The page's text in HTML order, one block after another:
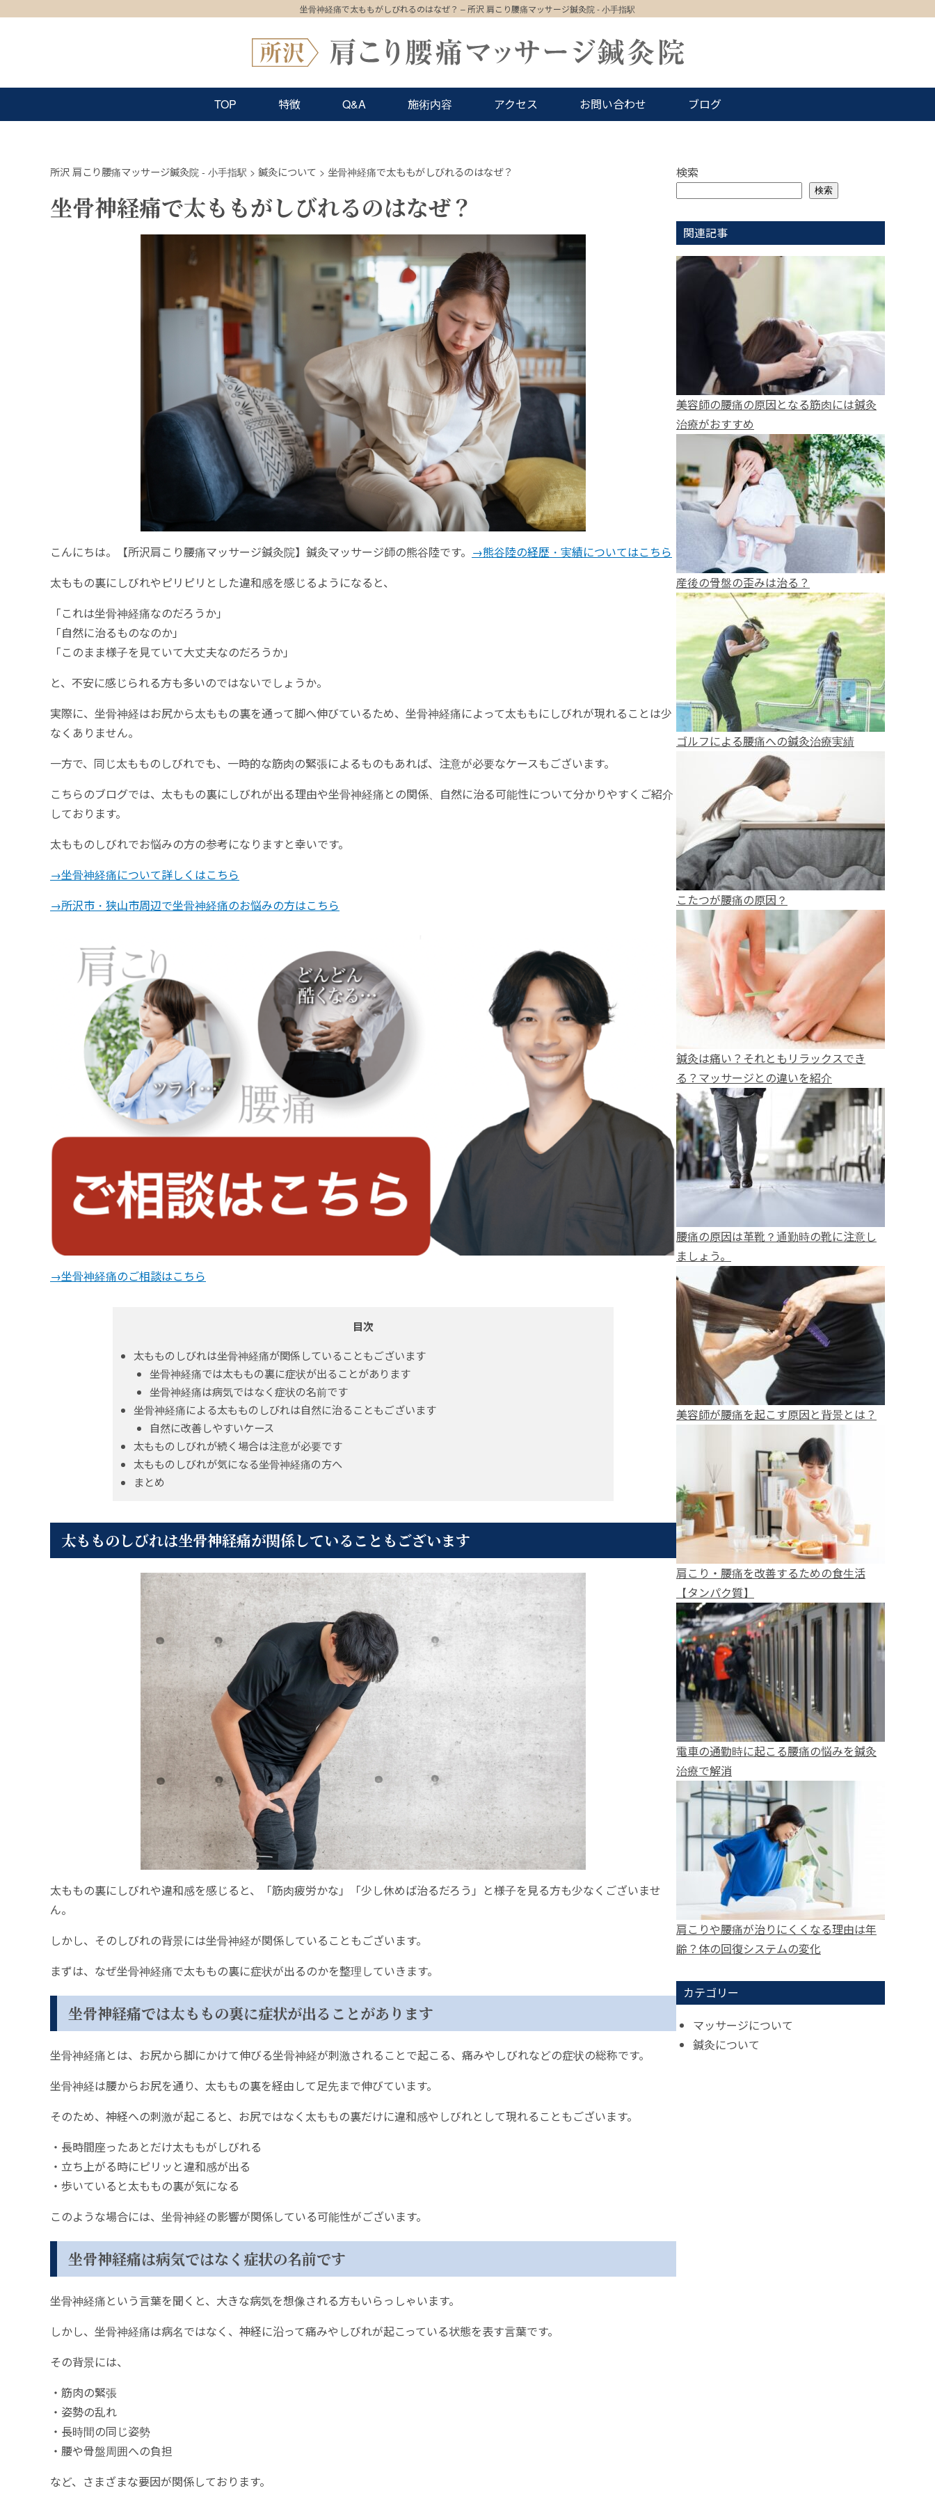
坐骨神経痛で太ももがしびれるのはなぜ？ – 所沢 肩こり腰痛マッサージ鍼灸院 - 小手指駅
TOP 特徴 Q&A 施術内容 アクセス お問い合わせ ブログ
所沢 肩こり腰痛マッサージ鍼灸院 - 小手指駅 > 鍼灸について > 坐骨神経痛で太ももがしびれるのはなぜ？
坐骨神経痛で太ももがしびれるのはなぜ？
こんにちは。【所沢肩こり腰痛マッサージ鍼灸院】鍼灸マッサージ師の熊谷陸です。 →熊谷陸の経歴・実績についてはこちら
太ももの裏にしびれやピリピリとした違和感を感じるようになると、
「これは坐骨神経痛なのだろうか」
「自然に治るものなのか」
「このまま様子を見ていて大丈夫なのだろうか」
と、不安に感じられる方も多いのではないでしょうか。
実際に、坐骨神経はお尻から太ももの裏を通って脚へ伸びているため、坐骨神経痛によって太ももにしびれが現れることは少
なくありません。
一方で、同じ太もものしびれでも、一時的な筋肉の緊張によるものもあれば、注意が必要なケースもございます。
こちらのブログでは、太ももの裏にしびれが出る理由や坐骨神経痛との関係、自然に治る可能性について分かりやすくご紹介
しております。
太もものしびれでお悩みの方の参考になりますと幸いです。
→坐骨神経痛について詳しくはこちら
→所沢市・狭山市周辺で坐骨神経痛のお悩みの方はこちら
→坐骨神経痛のご相談はこちら
目次
太もものしびれは坐骨神経痛が関係していることもございます
坐骨神経痛では太ももの裏に症状が出ることがあります
坐骨神経痛は病気ではなく症状の名前です
坐骨神経痛による太もものしびれは自然に治ることもございます
自然に改善しやすいケース
太もものしびれが続く場合は注意が必要です
太もものしびれが気になる坐骨神経痛の方へ
まとめ
太もものしびれは坐骨神経痛が関係していることもございます
太ももの裏にしびれや違和感を感じると、「筋肉疲労かな」「少し休めば治るだろう」と様子を見る方も少なくございませ
ん。
しかし、そのしびれの背景には坐骨神経が関係していることもございます。
まずは、なぜ坐骨神経痛で太ももの裏に症状が出るのかを整理していきます。
坐骨神経痛では太ももの裏に症状が出ることがあります
坐骨神経痛とは、お尻から脚にかけて伸びる坐骨神経が刺激されることで起こる、痛みやしびれなどの症状の総称です。
坐骨神経は腰からお尻を通り、太ももの裏を経由して足先まで伸びています。
そのため、神経への刺激が起こると、お尻ではなく太ももの裏だけに違和感やしびれとして現れることもございます。
・長時間座ったあとだけ太ももがしびれる
・立ち上がる時にピリッと違和感が出る
・歩いていると太ももの裏が気になる
このような場合には、坐骨神経の影響が関係している可能性がございます。
坐骨神経痛は病気ではなく症状の名前です
坐骨神経痛という言葉を聞くと、大きな病気を想像される方もいらっしゃいます。
しかし、坐骨神経痛は病名ではなく、神経に沿って痛みやしびれが起こっている状態を表す言葉です。
その背景には、
・筋肉の緊張
・姿勢の乱れ
・長時間の同じ姿勢
・腰や骨盤周囲への負担
など、さまざまな要因が関係しております。
検索
検索
関連記事
美容師の腰痛の原因となる筋肉には鍼灸
治療がおすすめ
産後の骨盤の歪みは治る？
ゴルフによる腰痛への鍼灸治療実績
こたつが腰痛の原因？
鍼灸は痛い？それともリラックスでき
る？マッサージとの違いを紹介
腰痛の原因は革靴？通勤時の靴に注意し
ましょう。
美容師が腰痛を起こす原因と背景とは？
肩こり・腰痛を改善するための食生活
【タンパク質】
電車の通勤時に起こる腰痛の悩みを鍼灸
治療で解消
肩こりや腰痛が治りにくくなる理由は年
齢？体の回復システムの変化
カテゴリー
マッサージについて
鍼灸について